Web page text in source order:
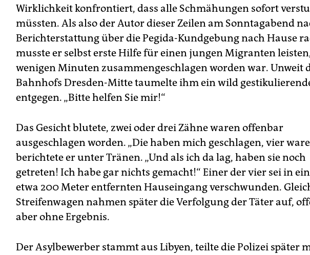
Wirklichkeit konfrontiert, dass alle Schmähungen sofort
müssten. Als also der Autor dieser Zeilen am Sonntagabend
Berichterstattung über die Pegida-Kundgebung nach Hause
musste er selbst erste Hilfe für einen jungen Migranten
wenigen Minuten zusammengeschlagen worden war. Unweit
Bahnhofs Dresden-Mitte taumelte ihm ein wild
entgegen. „Bitte helfen Sie mir!“
Das Gesicht blutete, zwei oder drei Zähne waren offenbar
ausgeschlagen worden. „Die haben mich geschlagen, vier
berichtete er unter Tränen. „Und als ich da lag, haben sie noch
getreten! Ich habe gar nichts gemacht!“ Einer der vier sei in
etwa 200 Meter entfernten Hauseingang verschwunden.
Streifenwagen nahmen später die Verfolgung der Täter auf,
aber ohne Ergebnis.
Der Asylbewerber stammt aus Libyen, teilte die Polizei später